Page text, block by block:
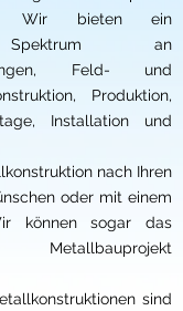
Wir bieten ein
Spektrum an
Feld- und
Produktion,
Installation und
nach Ihren
oder mit einem
können sogar das
Metallbauprojekt
sind